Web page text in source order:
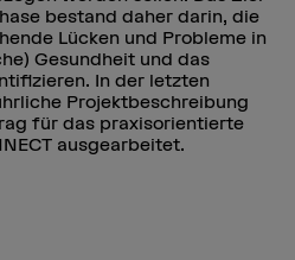
bestand daher darin, die
Lücken und Probleme in
Gesundheit und das
In der letzten
Projektbeschreibung
für das praxisorientierte
ausgearbeitet.